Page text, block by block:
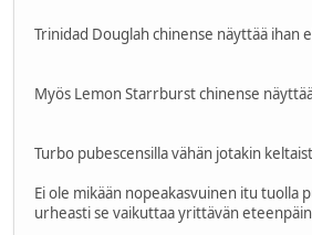
Trinidad Douglah chinense näyttää ihan
Myös Lemon Starrburst chinense
Turbo pubescensilla vähän jotakin
Ei ole mikään nopeakasvuinen itu tuolla
urheasti se vaikuttaa yrittävän